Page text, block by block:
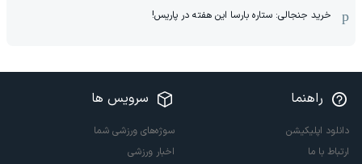
خرید جنجالی: ستاره بارسا این هفته در پاریس!
راهنما
دانلود اپلیکیشن
ارتباط با ما
سرویس ها
سوژه‌های ورزشی شما
اخبار ورزشی